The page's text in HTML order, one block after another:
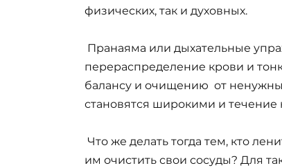
физических, так и духовных.
Пранаяма или дыхательные
перераспределение крови и
балансу и очищению от
становятся широкими и течение
Что же делать тогда тем, кто
им очистить свои сосуды? Для